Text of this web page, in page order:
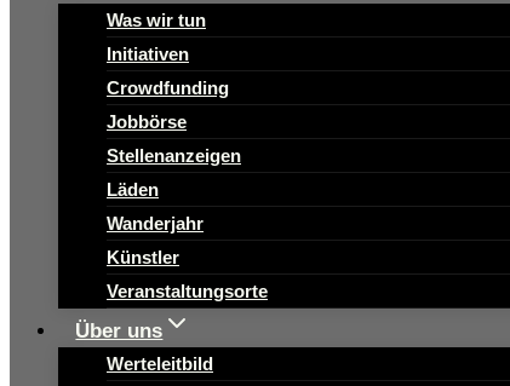
Was wir tun
Initiativen
Crowdfunding
Jobbörse
Stellenanzeigen
Läden
Wanderjahr
Künstler
Veranstaltungsorte
Über uns
Werteleitbild